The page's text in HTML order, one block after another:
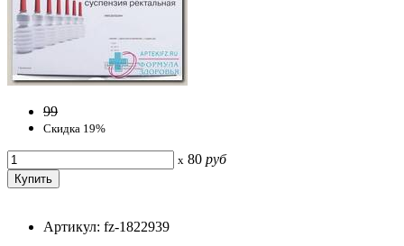
99
Скидка 19%
x 80 руб
Артикул: fz-1822939